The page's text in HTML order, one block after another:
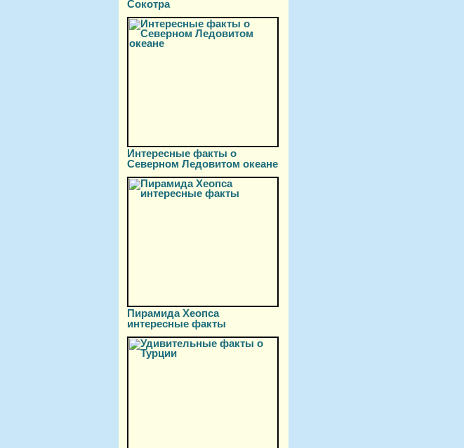
Сокотра
Интересные факты о
Северном Ледовитом океане
Пирамида Хеопса
интересные факты